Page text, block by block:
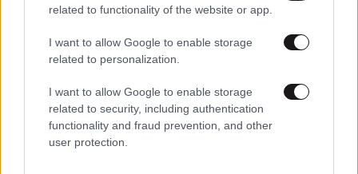
related to functionality of the website or app.
I want to allow Google to enable storage
related to personalization.
I want to allow Google to enable storage
related to security, including authentication
functionality and fraud prevention, and other
user protection.
Οι 3+1 υποψήφιοι για την προεδρία του ΣΥΡΙΖΑ, η
μοναξιά του Κασσελάκη, οι κουκουλοφόροι και το